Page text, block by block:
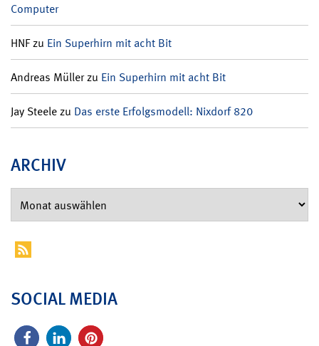
Computer
HNFzu Ein Superhirn mit acht Bit
Andreas Müllerzu Ein Superhirn mit acht Bit
Jay Steelezu Das erste Erfolgsmodell: Nixdorf 820
ARCHIV
SOCIAL MEDIA